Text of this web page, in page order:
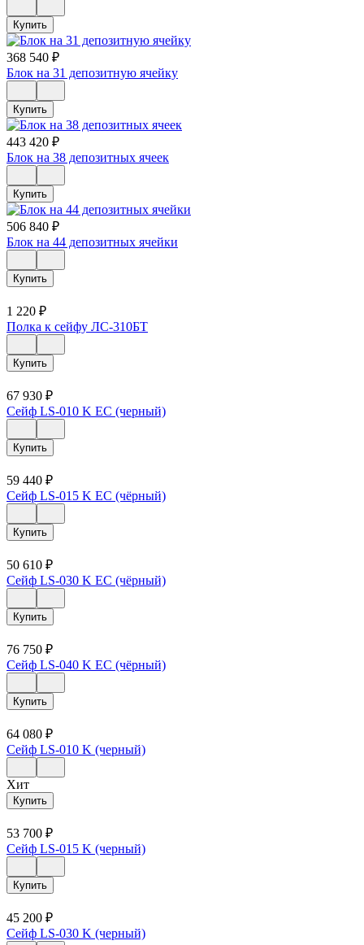
Купить
368 540 ₽
Блок на 31 депозитную ячейку
Купить
443 420 ₽
Блок на 38 депозитных ячеек
Купить
506 840 ₽
Блок на 44 депозитных ячейки
Купить
1 220 ₽
Полка к сейфу ЛС-310БТ
Купить
67 930 ₽
Сейф LS-010 K EC (черный)
Купить
59 440 ₽
Сейф LS-015 K EC (чёрный)
Купить
50 610 ₽
Сейф LS-030 K EC (чёрный)
Купить
76 750 ₽
Сейф LS-040 K EC (чёрный)
Купить
64 080 ₽
Сейф LS-010 K (черный)
Хит
Купить
53 700 ₽
Сейф LS-015 K (черный)
Купить
45 200 ₽
Сейф LS-030 K (черный)